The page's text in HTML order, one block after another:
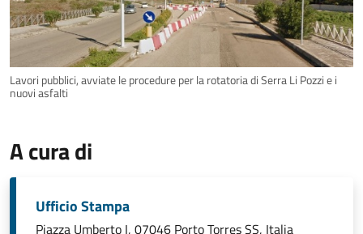
Lavori pubblici, avviate le procedure per la rotatoria di Serra Li Pozzi e i
nuovi asfalti
A cura di
Ufficio Stampa
Piazza Umberto I, 07046 Porto Torres SS, Italia